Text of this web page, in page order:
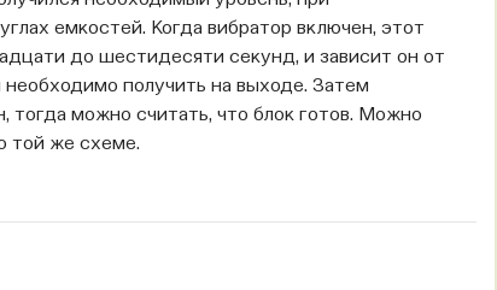
емкостей. Когда вибратор включен, этот
до шестидесяти секунд, и зависит он от
получить на выходе. Затем
тогда можно считать, что блок готов. Можно
той же схеме.